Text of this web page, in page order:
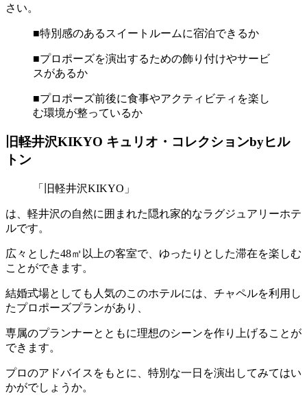
さい。
■特別感のあるスイートルームに宿泊できるか
■プロポーズを演出するための飾り付けやサービ
スがあるか
■プロポーズ前後に食事やアクティビティを楽し
む環境が整っているか
旧軽井沢KIKYO キュリオ・コレクションbyヒル
トン
「旧軽井沢KIKYO」
は、軽井沢の自然に囲まれた隠れ家的なラグジュアリーホテ
ルです。
広々とした48㎡以上の客室で、ゆったりとした滞在を楽しむ
ことができます。
結婚式場としても人気のこのホテルには、チャペルを利用し
たプロポーズプランがあり、
専属のプランナーとともに理想のシーンを作り上げることが
できます。
プロのアドバイスをもとに、特別な一日を演出してみてはい
かがでしょうか。